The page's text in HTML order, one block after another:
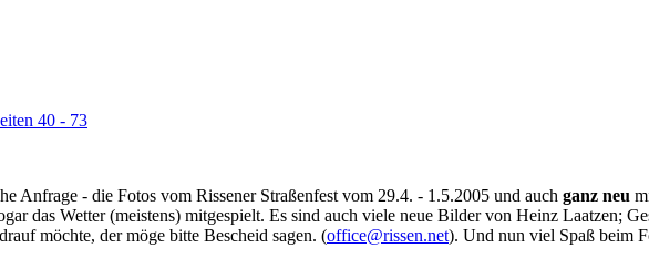
40 - 73
Anfrage - die Fotos vom Rissener Straßenfest vom 29.4. - 1.5.2005 und auch ganz neu
das Wetter (meistens) mitgespielt. Es sind auch viele neue Bilder von Heinz Laatzen;
möchte, der möge bitte Bescheid sagen. (office@rissen.net). Und nun viel Spaß beim